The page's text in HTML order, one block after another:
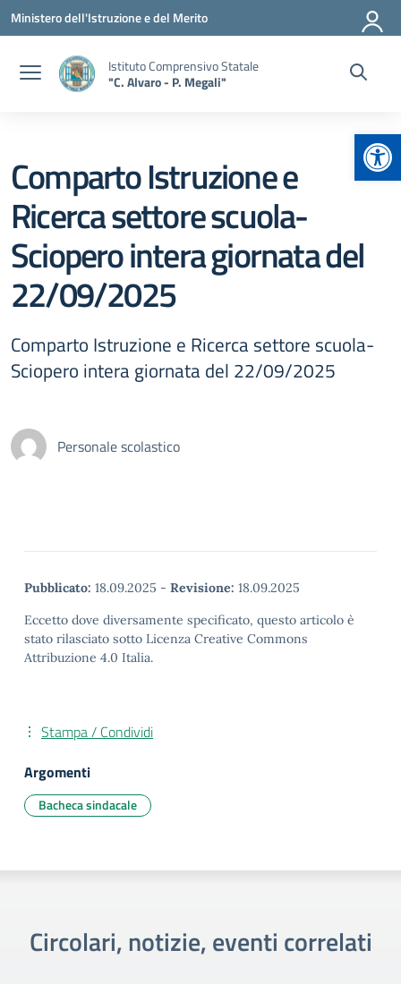
Vai ai contenuti
Vai al menu di navigazione
Vai al footer
Ministero dell'Istruzione e del Merito
Istituto Comprensivo Statale
"C. Alvaro - P. Megali"
Comparto Istruzione e
Ricerca settore scuola-
Sciopero intera giornata del
22/09/2025
Comparto Istruzione e Ricerca settore scuola-
Sciopero intera giornata del 22/09/2025
Personale scolastico
Pubblicato: 18.09.2025 - Revisione: 18.09.2025
Eccetto dove diversamente specificato, questo articolo è
stato rilasciato sotto Licenza Creative Commons
Attribuzione 4.0 Italia.
Stampa / Condividi
Argomenti
Bacheca sindacale
Circolari, notizie, eventi correlati